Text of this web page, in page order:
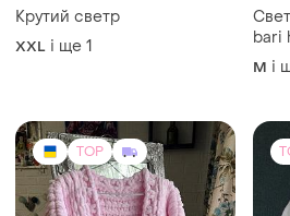
Крутий светр
XXL і ще 1
bari
M і
TOP